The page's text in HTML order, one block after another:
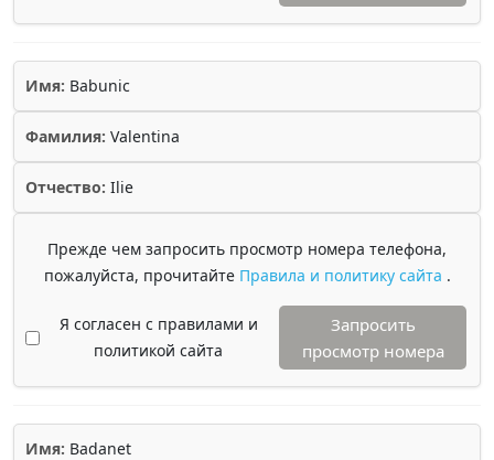
Имя: Babunic
Фамилия: Valentina
Отчество: Ilie
Прежде чем запросить просмотр номера телефона,
пожалуйста, прочитайте Правила и политику сайта .
Я согласен с правилами и
политикой сайта
Запросить
просмотр номера
Имя: Badanet